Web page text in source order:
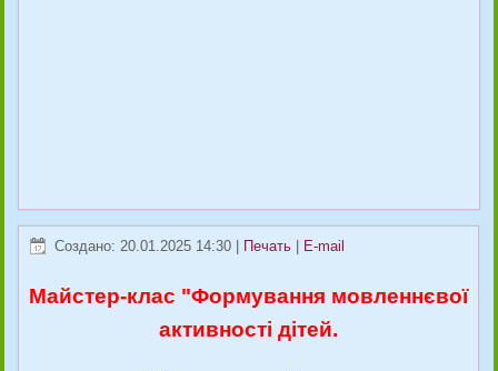
Создано: 20.01.2025 14:30 Печать E-mail
Майстер-клас "Формування мовленнєвої
активності дітей.